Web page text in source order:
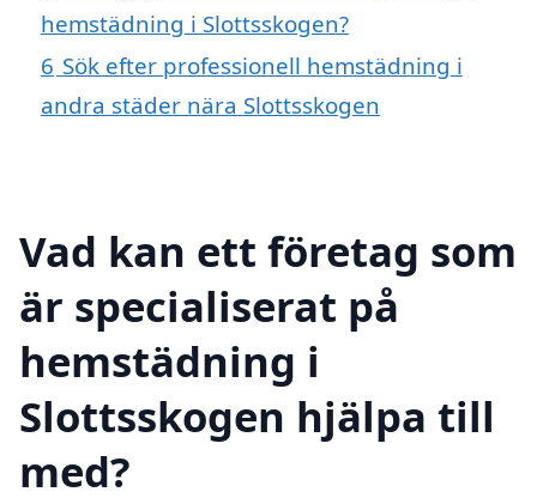
hemstädning i Slottsskogen?
6 Sök efter professionell hemstädning i
andra städer nära Slottsskogen
Vad kan ett företag som
är specialiserat på
hemstädning i
Slottsskogen hjälpa till
med?